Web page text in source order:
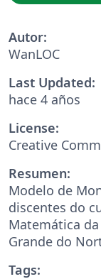
Autor:
WanLOC
Last Updated:
hace 4 años
License:
Creative
Resumen:
Modelo de
discentes do
Matemática
Grande do
Tags: